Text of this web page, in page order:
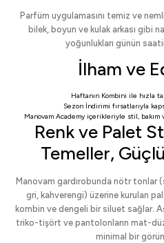
Parfüm uygulamasını temiz ve nemli
bilek, boyun ve kulak arkası gibi
yoğunlukları günün
İlham ve
Haftanın Kombini ile hızla
Sezon İndirimi fırsatlarıyla
Manovam Academy içerikleriyle stil,
Renk ve Palet
Temeller,
Manovam gardırobunda nötr tonlar
gri, kahverengi) üzerine kurulan
kombin ve dengeli bir siluet sağlar.
triko-tişört ve pantolonların mat-
minimal bir